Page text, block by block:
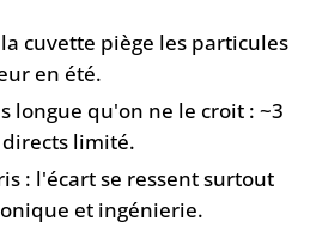
cuvette piège les particules
en été.
longue qu'on ne le croit : ~3
limité.
: l'écart se ressent surtout
et ingénierie.